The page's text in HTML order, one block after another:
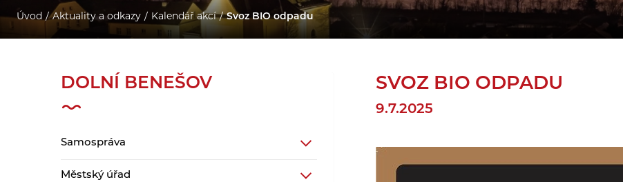
Úvod Aktuality a odkazy Kalendář akcí Svoz BIO odpadu
DOLNÍ BENEŠOV
Samospráva
Městský úřad
SVOZ BIO ODPADU
9.7.2025